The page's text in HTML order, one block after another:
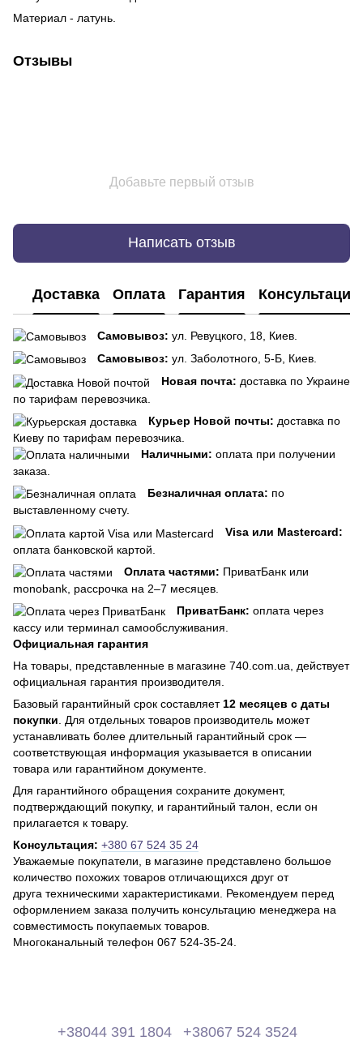
Материал - латунь.
Отзывы
Добавьте первый отзыв
Написать отзыв
Доставка Оплата Гарантия Консультация
Самовывоз: ул. Ревуцкого, 18, Киев.
Самовывоз: ул. Заболотного, 5-Б, Киев.
Новая почта: доставка по Украине
по тарифам перевозчика.
Курьер Новой почты: доставка по
Киеву по тарифам перевозчика.
Наличными: оплата при получении
заказа.
Безналичная оплата: по
выставленному счету.
Visa или Mastercard:
оплата банковской картой.
Оплата частями: ПриватБанк или
monobank, рассрочка на 2–7 месяцев.
ПриватБанк: оплата через
кассу или терминал самообслуживания.
Официальная гарантия
На товары, представленные в магазине 740.com.ua, действует
официальная гарантия производителя.
Базовый гарантийный срок составляет12 месяцев с даты
покупки. Для отдельных товаров производитель может
устанавливать более длительный гарантийный срок —
соответствующая информация указывается в описании
товара или гарантийном документе.
Для гарантийного обращения сохраните документ,
подтверждающий покупку, и гарантийный талон, если он
прилагается к товару.
Консультация: +380 67 524 35 24
Уважаемые покупатели, в магазине представлено большое
количество похожих товаров отличающихся друг от
друга техническими характеристиками. Рекомендуем перед
оформлением заказа получить консультацию менеджера на
совместимость покупаемых товаров.
Многоканальный телефон 067 524-35-24.
+38044 391 1804 +38067 524 3524